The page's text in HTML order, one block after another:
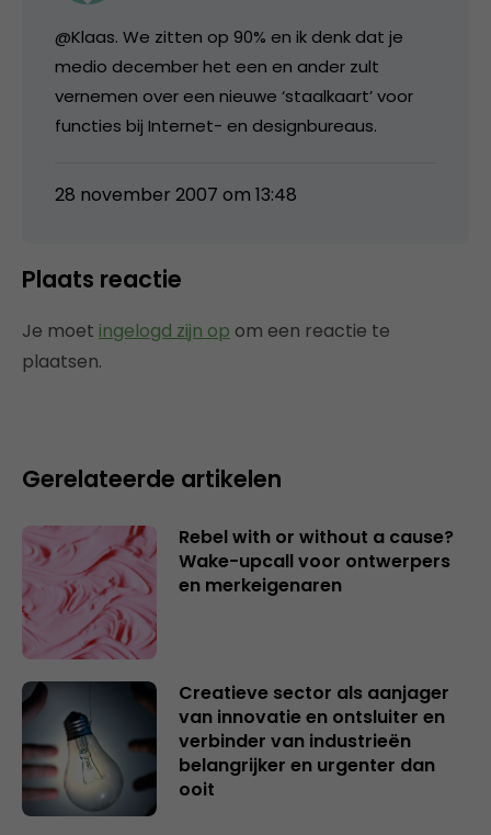
@Klaas. We zitten op 90% en ik denk dat je
medio december het een en ander zult
vernemen over een nieuwe ‘staalkaart’ voor
functies bij Internet- en designbureaus.
28 november 2007 om 13:48
Plaats reactie
Je moet ingelogd zijn op om een reactie te
plaatsen.
Gerelateerde artikelen
Rebel with or without a cause?
Wake-upcall voor ontwerpers
en merkeigenaren
Creatieve sector als aanjager
van innovatie en ontsluiter en
verbinder van industrieën
belangrijker en urgenter dan
ooit